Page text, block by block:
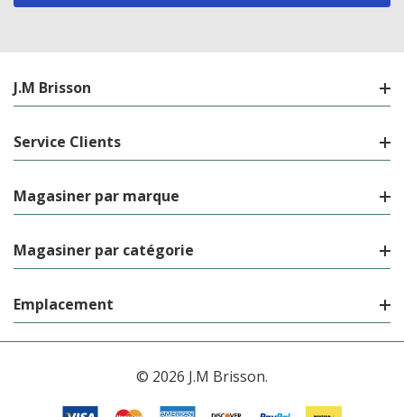
J.M Brisson
Service Clients
Magasiner par marque
Magasiner par catégorie
Emplacement
© 2026 J.M Brisson.